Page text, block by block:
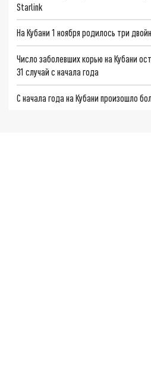
Starlink
На Кубани 1 ноября родилось три
Число заболевших корью на Кубани
31 случай с начала года
С начала года на Кубани произошло